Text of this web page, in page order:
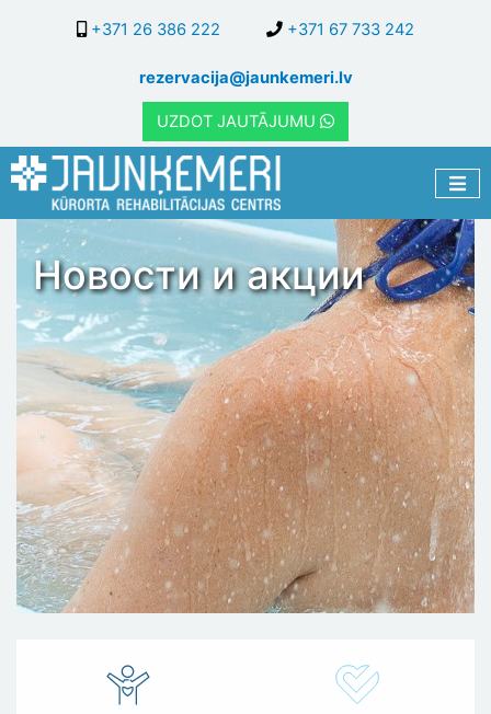
основному
содержанию
+371 26 386 222 +371 67 733 242
rezervacija@jaunkemeri.lv
UZDOT JAUTĀJUMU
Новости и акции